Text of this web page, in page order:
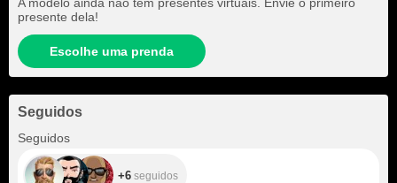
A modelo ainda não tem presentes virtuais. Envie o primeiro
presente dela!
Escolhe uma prenda
Seguidos
Seguidos
+6 seguidos